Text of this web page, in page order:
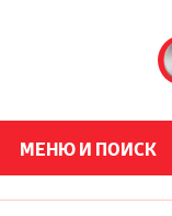
МЕНЮ И ПОИСК